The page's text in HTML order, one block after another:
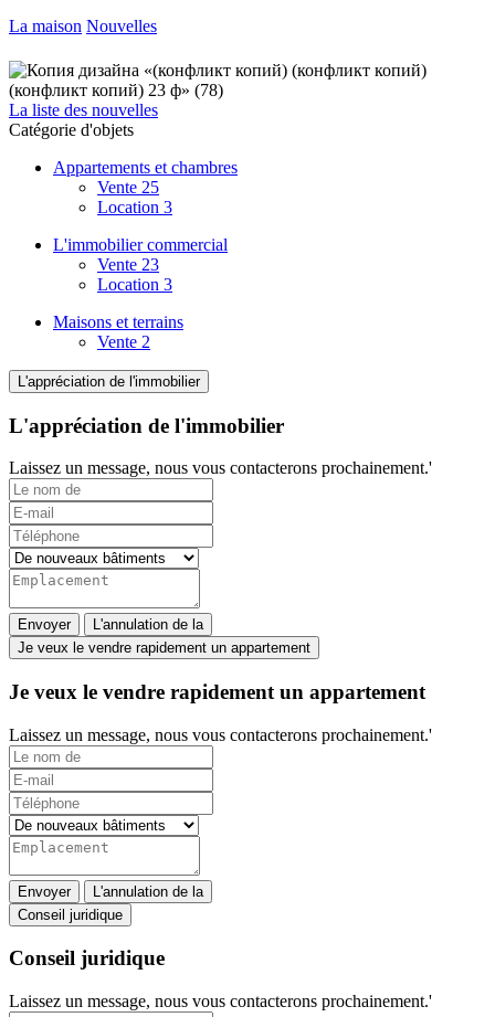
La maison Nouvelles
La liste des nouvelles
Catégorie d'objets
Appartements et chambres
Vente 25
Location 3
L'immobilier commercial
Vente 23
Location 3
Maisons et terrains
Vente 2
L'appréciation de l'immobilier
L'appréciation de l'immobilier
Laissez un message, nous vous contacterons prochainement.'
Envoyer
L'annulation de la
Je veux le vendre rapidement un appartement
Je veux le vendre rapidement un appartement
Laissez un message, nous vous contacterons prochainement.'
Envoyer
L'annulation de la
Conseil juridique
Conseil juridique
Laissez un message, nous vous contacterons prochainement.'